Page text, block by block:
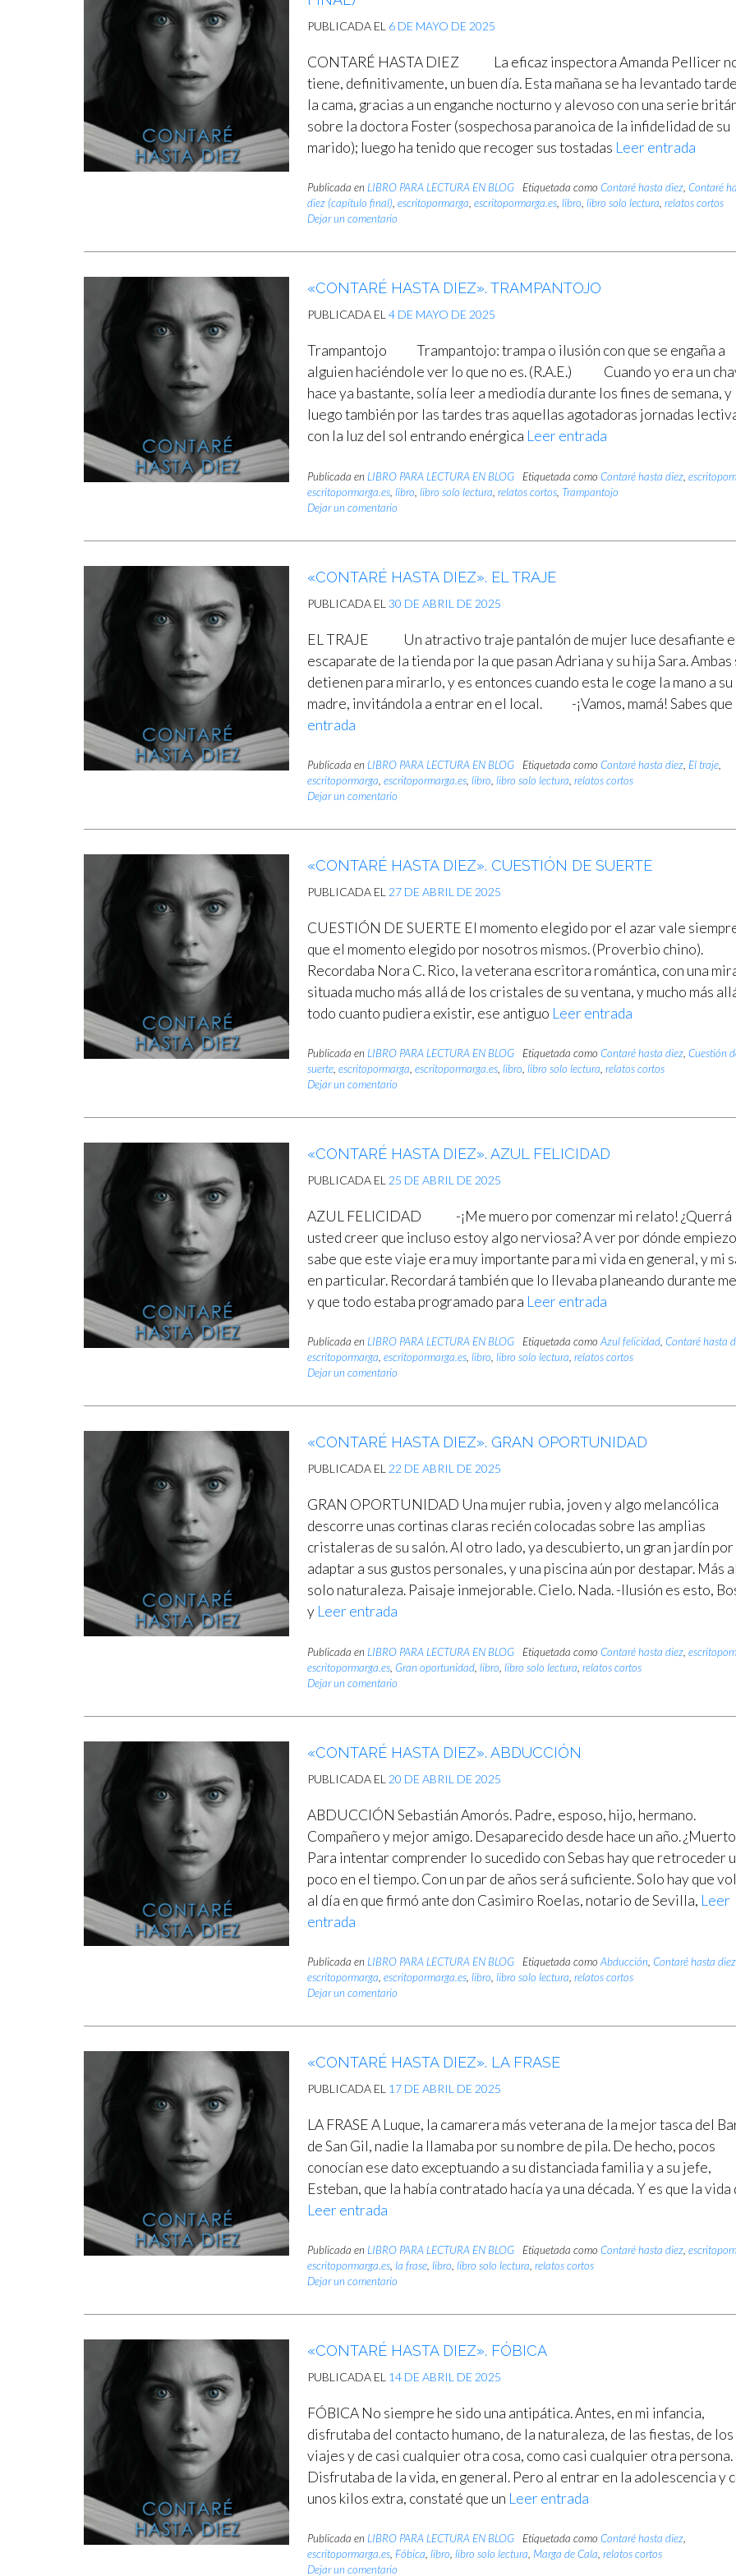
PUBLICADA EL 6 DE MAYO DE 2025
CONTARÉ HASTA DIEZ La eficaz inspectora Amanda Pellicer
tiene, definitivamente, un buen día. Esta mañana se ha levantado
la cama, gracias a un enganche nocturno y alevoso con una serie
sobre la doctora Foster (sospechosa paranoica de la infidelidad de su
marido); luego ha tenido que recoger sus tostadas Leer entrada
Publicada en LIBRO PARA LECTURA EN BLOG Etiquetada comoContaré hasta diez,Contaré
diez (capítulo final),escritopormarga,escritopormarga.es,libro,libro solo lectura,relatos cortos
Dejar un comentario
«CONTARÉ HASTA DIEZ». TRAMPANTOJO
PUBLICADA EL4 DE MAYO DE 2025
Trampantojo Trampantojo: trampa o ilusión con que se engaña a
alguien haciéndole ver lo que no es. (R.A.E.) Cuando yo era un
hace ya bastante, solía leer a mediodía durante los fines de semana, y
luego también por las tardes tras aquellas agotadoras jornadas
con la luz del sol entrando enérgica Leer entrada
Publicada en LIBRO PARA LECTURA EN BLOG Etiquetada comoContaré hasta diez ,
escritopormarga.es libro libro solo lectura ,relatos cortos Trampantojo
Dejar un comentario
«CONTARÉ HASTA DIEZ». EL TRAJE
PUBLICADA EL30 DE ABRIL DE 2025
EL TRAJE Un atractivo traje pantalón de mujer luce desafiante
escaparate de la tienda por la que pasan Adriana y su hija Sara. Ambas
detienen para mirarlo, y es entonces cuando esta le coge la mano a su
madre, invitándola a entrar en el local. -¡Vamos, mamá! Sabes que
entrada
Publicada en LIBRO PARA LECTURA EN BLOG Etiquetada comoContaré hasta diez El traje
escritopormarga ,escritopormarga.es libro libro solo lectura ,relatos cortos
Dejar un comentario
«CONTARÉ HASTA DIEZ». CUESTIÓN DE SUERTE
PUBLICADA EL 27 DE ABRIL DE 2025
CUESTIÓN DE SUERTE El momento elegido por el azar vale
que el momento elegido por nosotros mismos. (Proverbio chino).
Recordaba Nora C. Rico, la veterana escritora romántica, con una
situada mucho más allá de los cristales de su ventana, y mucho más
todo cuanto pudiera existir, ese antiguo Leer entrada
Publicada en LIBRO PARA LECTURA EN BLOG Etiquetada comoContaré hasta diez ,Cuestión
suerte ,escritopormarga ,escritopormarga.es libro libro solo lectura ,relatos cortos
Dejar un comentario
«CONTARÉ HASTA DIEZ». AZUL FELICIDAD
PUBLICADA EL 25 DE ABRIL DE 2025
AZUL FELICIDAD -¡Me muero por comenzar mi relato! ¿Querrá
usted creer que incluso estoy algo nerviosa? A ver por dónde
sabe que este viaje era muy importante para mi vida en general, y mi
en particular. Recordará también que lo llevaba planeando durante
y que todo estaba programado para Leer entrada
Publicada en LIBRO PARA LECTURA EN BLOG Etiquetada comoAzul felicidad,Contaré hasta
escritopormarga,escritopormarga.es,libro,libro solo lectura,relatos cortos
Dejar un comentario
«CONTARÉ HASTA DIEZ». GRAN OPORTUNIDAD
PUBLICADA EL 22 DE ABRIL DE 2025
GRAN OPORTUNIDAD Una mujer rubia, joven y algo melancólica
descorre unas cortinas claras recién colocadas sobre las amplias
cristaleras de su salón. Al otro lado, ya descubierto, un gran jardín por
adaptar a sus gustos personales, y una piscina aún por destapar. Más
solo naturaleza. Paisaje inmejorable. Cielo. Nada. -Ilusión es esto,
y Leer entrada
Publicada en LIBRO PARA LECTURA EN BLOG Etiquetada comoContaré hasta diez ,
escritopormarga.es ,Gran oportunidad libro libro solo lectura ,relatos cortos
Dejar un comentario
«CONTARÉ HASTA DIEZ». ABDUCCIÓN
PUBLICADA EL 20 DE ABRIL DE 2025
ABDUCCIÓN Sebastián Amorós. Padre, esposo, hijo, hermano.
Compañero y mejor amigo. Desaparecido desde hace un año.
Para intentar comprender lo sucedido con Sebas hay que retroceder
poco en el tiempo. Con un par de años será suficiente. Solo hay que
al día en que firmó ante don Casimiro Roelas, notario de Sevilla, Leer
entrada
Publicada en LIBRO PARA LECTURA EN BLOG Etiquetada comoAbducción ,Contaré hasta diez
escritopormarga ,escritopormarga.es libro libro solo lectura ,relatos cortos
Dejar un comentario
«CONTARÉ HASTA DIEZ». LA FRASE
PUBLICADA EL 17 DE ABRIL DE 2025
LA FRASE A Luque, la camarera más veterana de la mejor tasca del
de San Gil, nadie la llamaba por su nombre de pila. De hecho, pocos
conocían ese dato exceptuando a su distanciada familia y a su jefe,
Esteban, que la había contratado hacía ya una década. Y es que la vida
Leer entrada
Publicada en LIBRO PARA LECTURA EN BLOG Etiquetada comoContaré hasta diez ,
escritopormarga.es la frase libro libro solo lectura ,relatos cortos
Dejar un comentario
«CONTARÉ HASTA DIEZ». FÓBICA
PUBLICADA EL 14 DE ABRIL DE 2025
FÓBICA No siempre he sido una antipática. Antes, en mi infancia,
disfrutaba del contacto humano, de la naturaleza, de las fiestas, de los
viajes y de casi cualquier otra cosa, como casi cualquier otra persona.
Disfrutaba de la vida, en general. Pero al entrar en la adolescencia y
unos kilos extra, constaté que un Leer entrada
Publicada en LIBRO PARA LECTURA EN BLOG Etiquetada comoContaré hasta diez,
escritopormarga.es, Fóbica,libro,libro solo lectura, Marga de Cala,relatos cortos
Dejar un comentario